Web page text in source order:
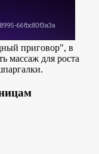
приговор", в
массаж для роста